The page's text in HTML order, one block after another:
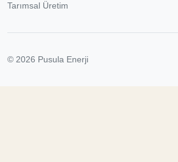
Tarımsal Üretim
© 2026 Pusula Enerji